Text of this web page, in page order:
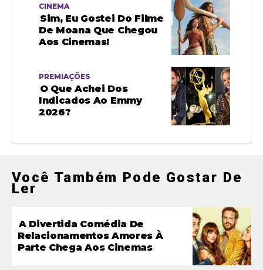
CINEMA
Sim, Eu Gostei Do Filme
De Moana Que Chegou
Aos Cinemas!
PREMIAÇÕES
O Que Achei Dos
Indicados Ao Emmy
2026?
Você Também Pode Gostar De
Ler
A Divertida Comédia De
Relacionamentos Amores À
Parte Chega Aos Cinemas